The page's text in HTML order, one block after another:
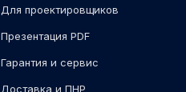
Для проектировщиков
Презентация PDF
Гарантия и сервис
Доставка и ПНР